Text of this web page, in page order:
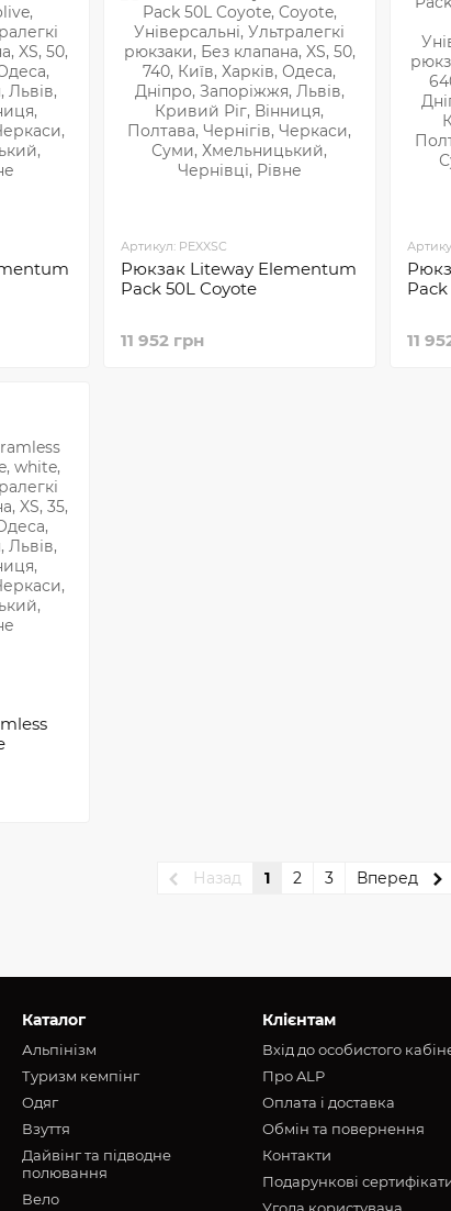
Артикул: PEXXSC
Рюкзак Liteway Elementum
Pack 50L Coyote
11 952 грн 11
Назад 1 2 3 Вперед
Каталог
Альпінізм
Туризм кемпінг
Oдяг
Взуття
Дайвінг та підводне
полювання
Вело
Клієнтам
Вхід до особистого
Про ALP
Оплата і доставка
Обмін та повернення
Контакти
Подарункові